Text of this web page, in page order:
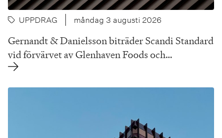
UPPDRAG måndag 3 augusti 2026
Gernandt & Danielsson biträder Scandi Standard
vid förvärvet av Glenhaven Foods och…